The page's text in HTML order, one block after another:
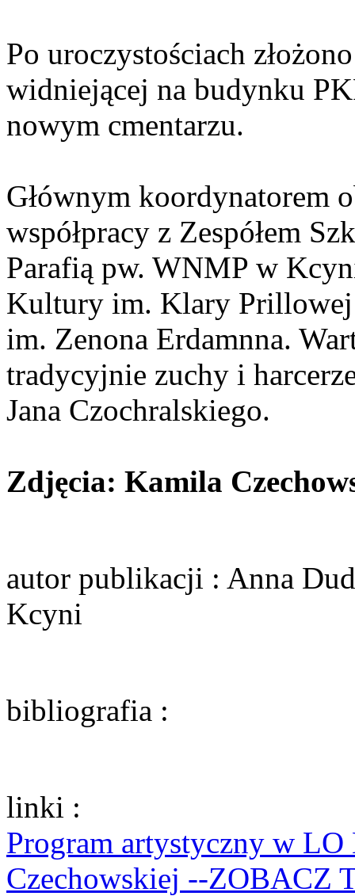
Po uroczystościach
widniejącej na budynku
nowym cmentarzu.
Głównym koordynatorem
współpracy z Zespółem
Parafią pw. WNMP w
Kultury im. Klary
im. Zenona Erdamnna.
tradycyjnie zuchy i
Jana Czochralskiego.
Zdjęcia: Kamila
autor publikacji : Anna
Kcyni
bibliografia :
linki :
Program artystyczny w
Czechowskiej --ZOBACZ